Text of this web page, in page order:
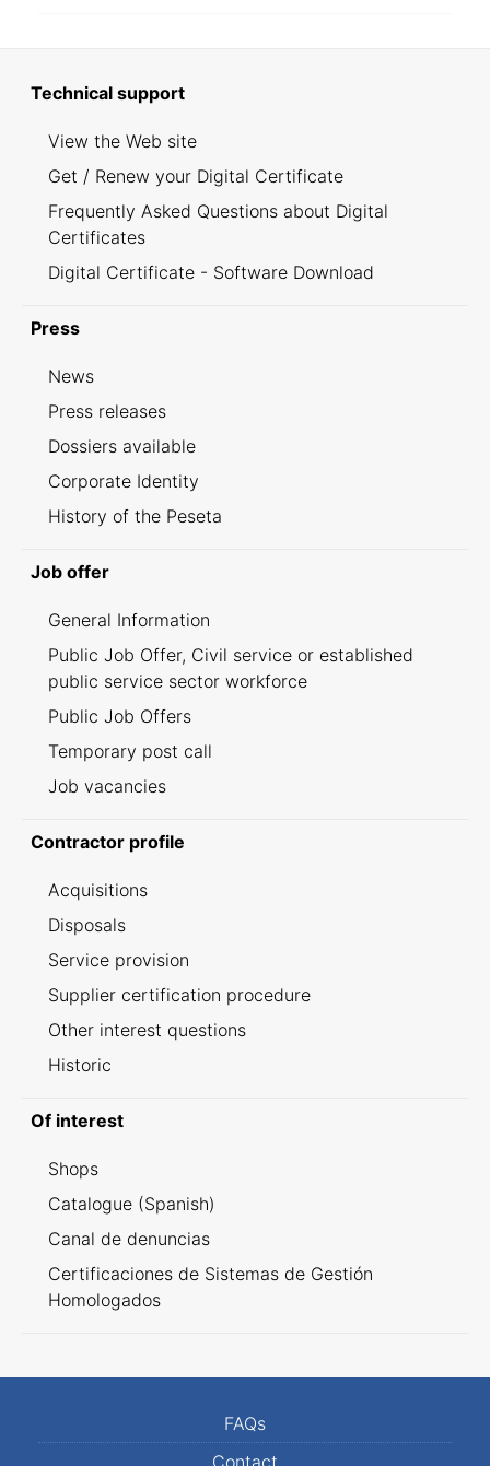
Technical support
View the Web site
Get / Renew your Digital Certificate
Frequently Asked Questions about Digital
Certificates
Digital Certificate - Software Download
Press
News
Press releases
Dossiers available
Corporate Identity
History of the Peseta
Job offer
General Information
Public Job Offer, Civil service or established
public service sector workforce
Public Job Offers
Temporary post call
Job vacancies
Contractor profile
Acquisitions
Disposals
Service provision
Supplier certification procedure
Other interest questions
Historic
Of interest
Shops
Catalogue (Spanish)
Canal de denuncias
Certificaciones de Sistemas de Gestión
Homologados
FAQs
Contact